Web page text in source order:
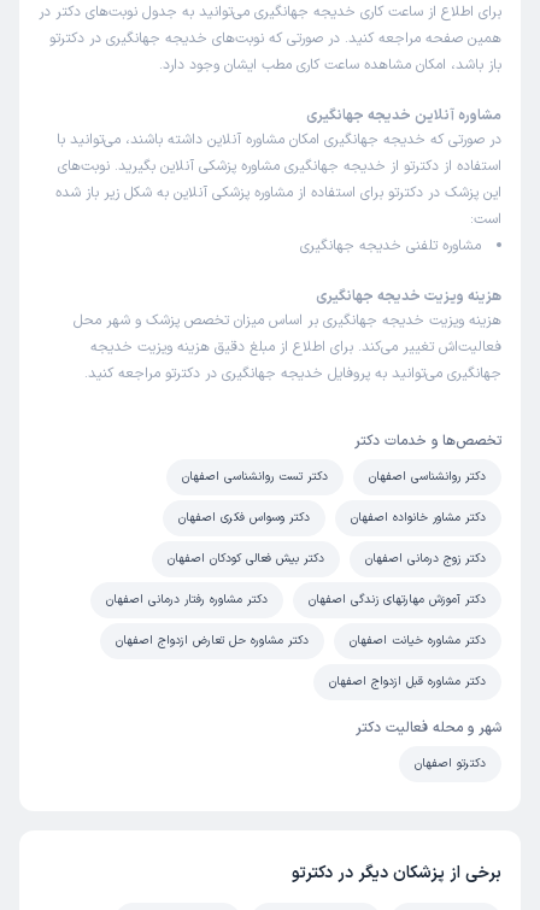
برای اطلاع از ساعت کاری خدیجه جهانگیری می‌توانید به جدول نوبت‌های دکتر در
همین صفحه مراجعه کنید. در صورتی که نوبت‌های خدیجه جهانگیری در دکترتو
باز باشد، امکان مشاهده ساعت کاری مطب ایشان وجود دارد.
مشاوره آنلاین خدیجه جهانگیری
در صورتی که خدیجه جهانگیری امکان مشاوره آنلاین داشته باشند، می‌توانید با
استفاده از دکترتو از خدیجه جهانگیری مشاوره پزشکی آنلاین بگیرید. نوبت‌های
این پزشک در دکترتو برای استفاده از مشاوره پزشکی آنلاین به شکل زیر باز شده
است:
مشاوره تلفنی خدیجه جهانگیری
هزینه ویزیت خدیجه جهانگیری
هزینه ویزیت خدیجه جهانگیری بر اساس میزان تخصص پزشک و شهر محل
فعالیت‌اش تغییر می‌کند. برای اطلاع از مبلغ دقیق هزینه ویزیت خدیجه
جهانگیری می‌توانید به پروفایل خدیجه جهانگیری در دکترتو مراجعه کنید.
تخصص‌ها و خدمات دکتر
دکتر روانشناسی اصفهان دکتر تست روانشناسی اصفهان
دکتر مشاور خانواده اصفهان دکتر وسواس فکری اصفهان
دکتر زوج درمانی اصفهان دکتر بیش فعالی کودکان اصفهان
دکتر آموزش مهارتهای زندگی اصفهان دکتر مشاوره رفتار درمانی اصفهان
دکتر مشاوره خیانت اصفهان دکتر مشاوره حل تعارض ازدواج اصفهان
دکتر مشاوره قبل ازدواج اصفهان
شهر و محله فعالیت دکتر
دکترتو اصفهان
برخی از پزشکان دیگر در دکترتو